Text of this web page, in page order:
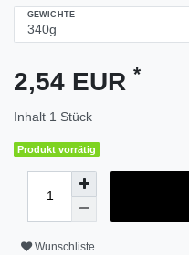
GEWICHTE
2,54 EUR *
Inhalt 1 Stück
Produkt vorrätig
Wunschliste